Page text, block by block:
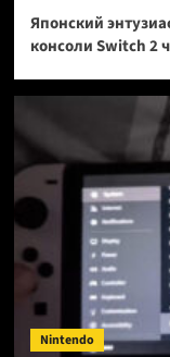
Японский
консоли Switch 2
Nintendo